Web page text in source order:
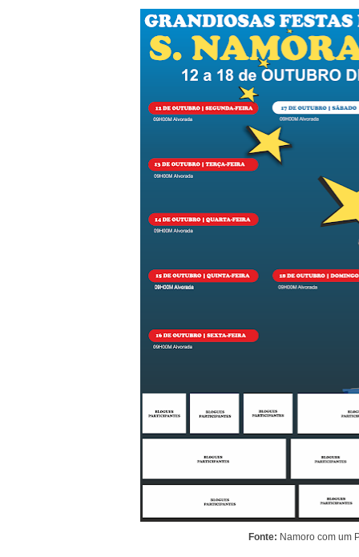
Fonte: Namoro com um